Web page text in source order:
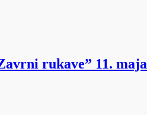
rukave” 11. maja